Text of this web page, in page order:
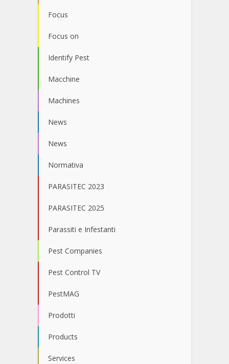
Focus
Focus on
Identify Pest
Macchine
Machines
News
News
Normativa
PARASITEC 2023
PARASITEC 2025
Parassiti e Infestanti
Pest Companies
Pest Control TV
PestMAG
Prodotti
Products
Services